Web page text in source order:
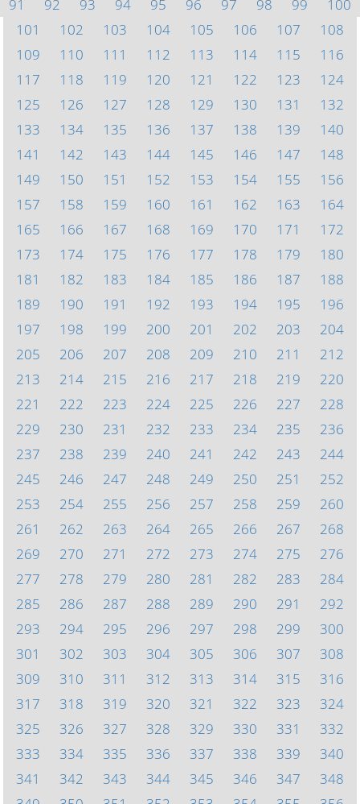
91
92 93 94 95 96 97 98 99
100
101
102 103 104 105 106 107
108
109
110 111 112 113 114 115
116
117
118 119 120 121 122 123
124
125
126 127 128 129 130 131
132
133
134 135 136 137 138 139
140
141
142 143 144 145 146 147
148
149
150 151 152 153 154 155
156
157
158 159 160 161 162 163
164
165
166 167 168 169 170 171
172
173
174 175 176 177 178 179
180
181
182 183 184 185 186 187
188
189
190 191 192 193 194 195
196
197
198 199 200 201 202 203
204
205
206 207 208 209 210 211
212
213
214 215 216 217 218 219
220
221
222 223 224 225 226 227
228
229
230 231 232 233 234 235
236
237
238 239 240 241 242 243
244
245
246 247 248 249 250 251
252
253
254 255 256 257 258 259
260
261
262 263 264 265 266 267
268
269
270 271 272 273 274 275
276
277
278 279 280 281 282 283
284
285
286 287 288 289 290 291
292
293
294 295 296 297 298 299
300
301
302 303 304 305 306 307
308
309
310 311 312 313 314 315
316
317
318 319 320 321 322 323
324
325
326 327 328 329 330 331
332
333
334 335 336 337 338 339
340
341
342 343 344 345 346 347
348